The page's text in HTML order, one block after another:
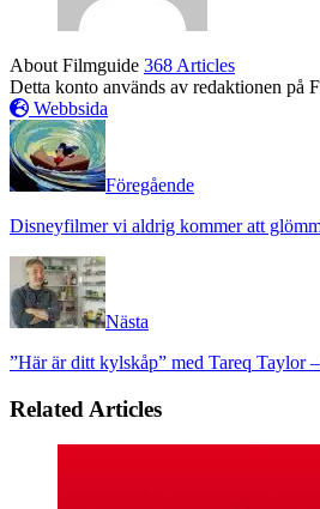
About Filmguide 368 Articles
Detta konto används av redaktionen på
Webbsida
Föregående
Disneyfilmer vi aldrig kommer att
Nästa
”Här är ditt kylskåp” med Tareq Taylor
Related Articles